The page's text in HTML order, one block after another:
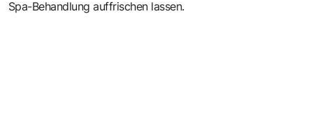
Spa-Behandlung auffrischen lassen.